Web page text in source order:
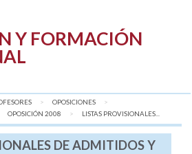
Y FORMACIÓN
OPOSICIONES
OPOSICIÓN 2008 AQUÍ:
LISTAS PROVISIONALES...
DE ADMITIDOS Y